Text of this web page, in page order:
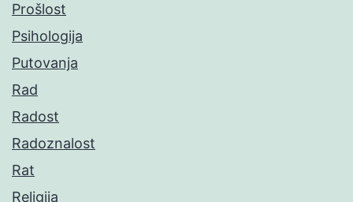
Prošlost
Psihologija
Putovanja
Rad
Radost
Radoznalost
Rat
Religija